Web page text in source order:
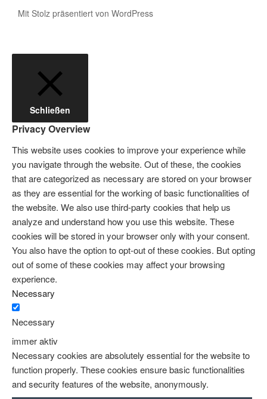
Mit Stolz präsentiert von WordPress
Schließen
Privacy Overview
This website uses cookies to improve your experience while
you navigate through the website. Out of these, the cookies
that are categorized as necessary are stored on your browser
as they are essential for the working of basic functionalities of
the website. We also use third-party cookies that help us
analyze and understand how you use this website. These
cookies will be stored in your browser only with your consent.
You also have the option to opt-out of these cookies. But opting
out of some of these cookies may affect your browsing
experience.
Necessary
Necessary
immer aktiv
Necessary cookies are absolutely essential for the website to
function properly. These cookies ensure basic functionalities
and security features of the website, anonymously.